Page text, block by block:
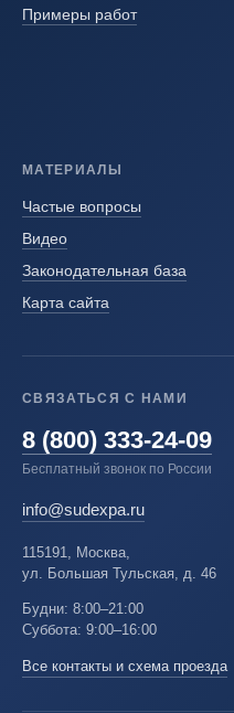
Примеры работ
МАТЕРИАЛЫ
Частые вопросы
Видео
Законодательная база
Карта сайта
СВЯЗАТЬСЯ С НАМИ
8 (800) 333-24-09
Бесплатный звонок по России
info@sudexpa.ru
115191, Москва,
ул. Большая Тульская, д. 46
Будни: 8:00–21:00
Суббота: 9:00–16:00
Все контакты и схема проезда